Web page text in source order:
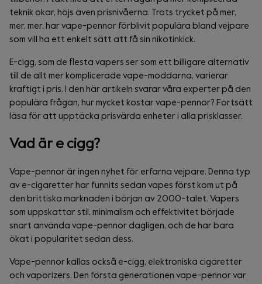
teknik ökar, höjs även prisnivåerna. Trots trycket på mer,
mer, mer, har vape-pennor förblivit populära bland vejpare
som vill ha ett enkelt sätt att få sin nikotinkick.
E-cigg, som de flesta vapers ser som ett billigare alternativ
till de allt mer komplicerade vape-moddarna, varierar
kraftigt i pris. I den här artikeln svarar våra experter på den
populära frågan, hur mycket kostar vape-pennor? Fortsätt
läsa för att upptäcka prisvärda enheter i alla prisklasser.
Vad är e cigg?
Vape-pennor är ingen nyhet för erfarna vejpare. Denna typ
av e-cigaretter har funnits sedan vapes först kom ut på
den brittiska marknaden i början av 2000-talet. Vapers
som uppskattar stil, minimalism och effektivitet började
snart använda vape-pennor dagligen, och de har bara
ökat i popularitet sedan dess.
Vape-pennor kallas också e-cigg, elektroniska cigaretter
och vaporizers. Den första generationen vape-pennor var